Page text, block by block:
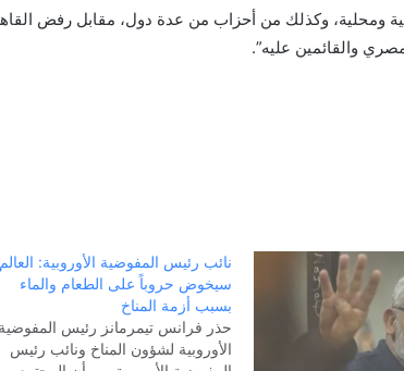
ومحلية، وكذلك من أحزاب من عدة دول، مقابل رفض
والقائمين عليه”.
نائب رئيس المفوضية الأوروبية: العالم
سيخوض حروباً على الطعام والماء
بسبب أزمة المناخ
حذر فرانس تيمرمانز رئيس المفوضية
الأوروبية لشؤون المناخ ونائب رئيس